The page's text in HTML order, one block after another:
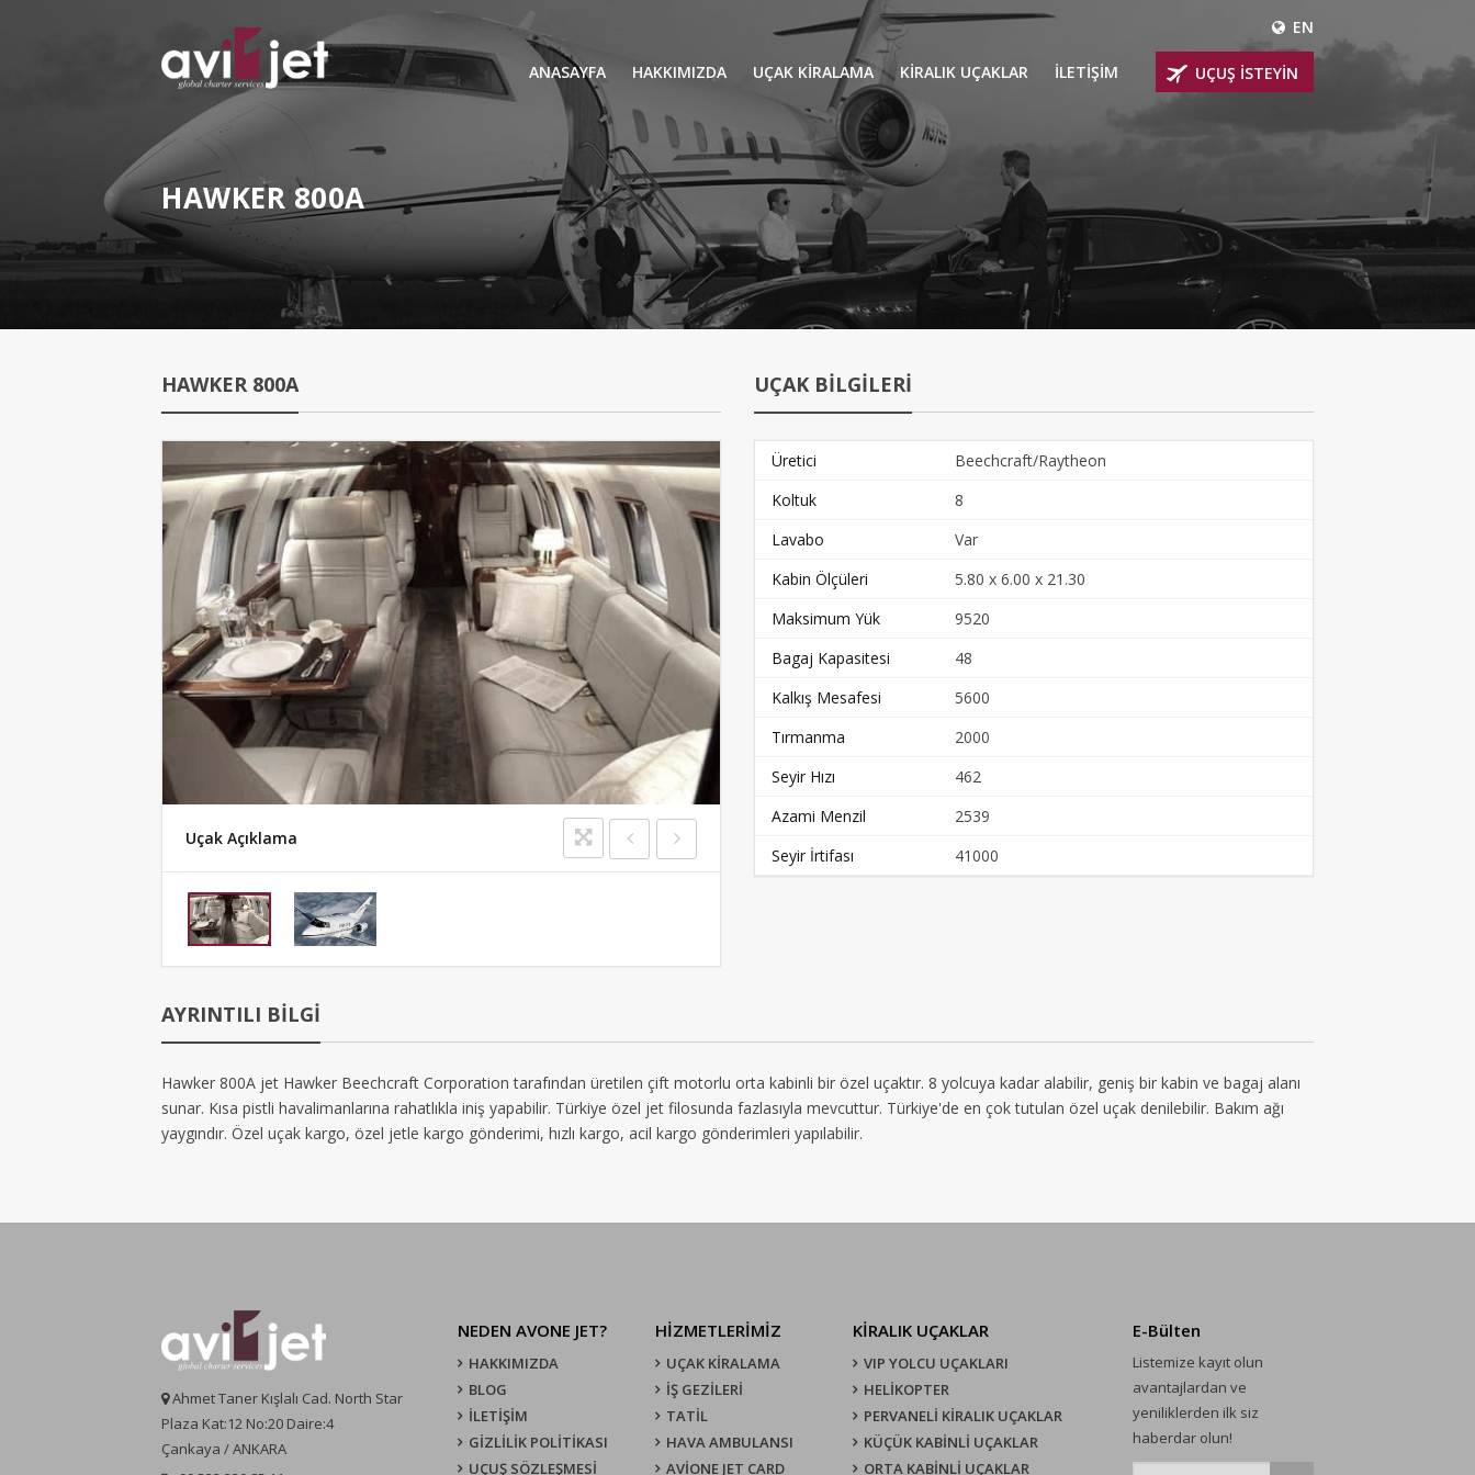
EN
ANASAYFA HAKKIMIZDA UÇAK KİRALAMA
UÇAK KIRALAMA
İŞ GEZİLERİ TATİL
HAVA AMBULANSI
AVİONE JET CARD
KIRALIK UÇAKLAR
VIP YOLCU UÇAKLARI
HELİKOPTER
PERVANELİ KİRALIK UÇAKLAR
KÜÇÜK KABİNLİ UÇAKLAR
ORTA KABİNLİ UÇAKLAR
YOLCU UÇAKLARI
İLETİŞİM UÇUŞ İSTEYİN
HAWKER 800A
HAWKER 800A
Uçak Açıklama
UÇAK BİLGİLERİ
Üretici
Beechcraft/Raytheon
Koltuk
8
Lavabo
Var
Kabin Ölçüleri
5.80 x 6.00 x 21.30
Maksimum Yük
9520
Bagaj Kapasitesi
48
Kalkış Mesafesi
5600
Tırmanma
2000
Seyir Hızı
462
Azami Menzil
2539
Seyir İrtifası
41000
AYRINTILI BİLGİ
Hawker 800A jet Hawker Beechcraft Corporation tarafından üretilen çift motorlu orta kabinli bir özel uçaktır. 8 yolcuya kadar alabilir, geniş bir kabin ve bagaj alanı
sunar. Kısa pistli havalimanlarına rahatlıkla iniş yapabilir. Türkiye özel jet filosunda fazlasıyla mevcuttur. Türkiye'de en çok tutulan özel uçak denilebilir. Bakım ağı
yaygındır. Özel uçak kargo, özel jetle kargo gönderimi, hızlı kargo, acil kargo gönderimleri yapılabilir.
Ahmet Taner Kışlalı Cad. North Star
Plaza Kat:12 No:20 Daire:4
Çankaya / ANKARA
NEDEN AVONE JET?
HAKKIMIZDA
BLOG
İLETİŞİM
GİZLİLİK POLİTİKASI
UÇUŞ SÖZLEŞMESI
HİZMETLERİMİZ
UÇAK KIRALAMA
İŞ GEZİLERİ
TATİL
HAVA AMBULANSI
AVİONE JET CARD
KIRALIK UÇAKLAR
VIP YOLCU UÇAKLARI
HELİKOPTER
PERVANELİ KİRALIK UÇAKLAR
KÜÇÜK KABİNLİ UÇAKLAR
ORTA KABİNLİ UÇAKLAR
E-Bülten
Listemize kayıt olun
avantajlardan ve
yeniliklerden ilk siz
haberdar olun!